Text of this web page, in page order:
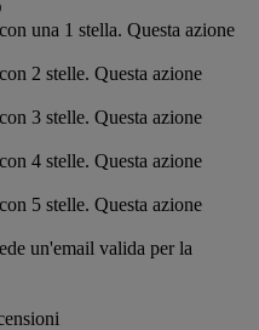
una 1 stella. Questa azione
2 stelle. Questa azione
3 stelle. Questa azione
4 stelle. Questa azione
5 stelle. Questa azione
un'email valida per la